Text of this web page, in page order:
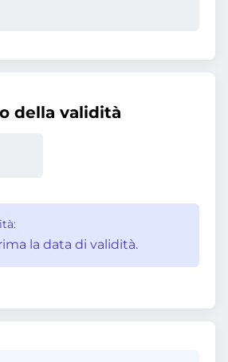
della validità
la data di validità.